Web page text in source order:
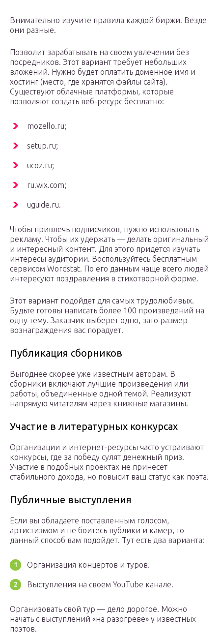
Внимательно изучите правила каждой биржи. Везде
они разные.
Позволит зарабатывать на своем увлечении без
посредников. Этот вариант требует небольших
вложений. Нужно будет оплатить доменное имя и
хостинг (место, где хранятся файлы сайта).
Существуют облачные платформы, которые
позволяют создать веб-ресурс бесплатно:
mozello.ru;
setup.ru;
ucoz.ru;
ru.wix.com;
uguide.ru.
Чтобы привлечь подписчиков, нужно использовать
рекламу. Чтобы их удержать — делать оригинальный
и интересный контент. Для этого придется изучать
интересы аудитории. Воспользуйтесь бесплатным
сервисом Wordstat. По его данным чаще всего людей
интересуют поздравления в стихотворной форме.
Этот вариант подойдет для самых трудолюбивых.
Будьте готовы написать более 100 произведений на
одну тему. Заказчик выберет одно, зато размер
вознаграждения вас порадует.
Публикация сборников
Выгоднее скорее уже известным авторам. В
сборники включают лучшие произведения или
работы, объединенные одной темой. Реализуют
напрямую читателям через книжные магазины.
Участие в литературных конкурсах
Организации и интернет-ресурсы часто устраивают
конкурсы, где за победу сулят денежный приз.
Участие в подобных проектах не принесет
стабильного дохода, но повысит ваш статус как поэта.
Публичные выступления
Если вы обладаете поставленным голосом,
артистизмом и не боитесь публики и камер, то
данный способ вам подойдет. Тут есть два варианта:
Организация концертов и туров.
Выступления на своем YouTube канале.
Организовать свой тур — дело дорогое. Можно
начать с выступлений «на разогреве» у известных
поэтов.